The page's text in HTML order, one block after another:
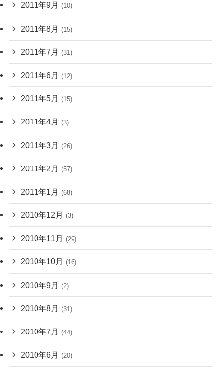
2011年9月 (10)
2011年8月 (15)
2011年7月 (31)
2011年6月 (12)
2011年5月 (15)
2011年4月 (3)
2011年3月 (26)
2011年2月 (57)
2011年1月 (68)
2010年12月 (3)
2010年11月 (29)
2010年10月 (16)
2010年9月 (2)
2010年8月 (31)
2010年7月 (44)
2010年6月 (20)